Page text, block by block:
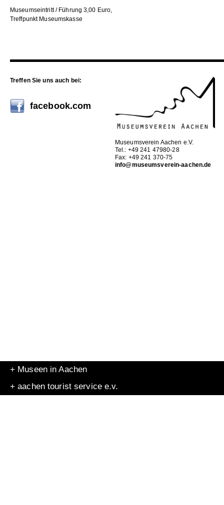
Museumseintritt / Führung 3,00 Euro,
Treffpunkt Museumskasse
Treffen Sie uns auch bei:
facebook.com
Museumsverein Aachen e.V.
Tel.: +49 241 47980-28
Fax: +49 241 370-75
info@museumsverein-aachen.de
+ Museen in Aachen
+ aachen tourist service e.v.